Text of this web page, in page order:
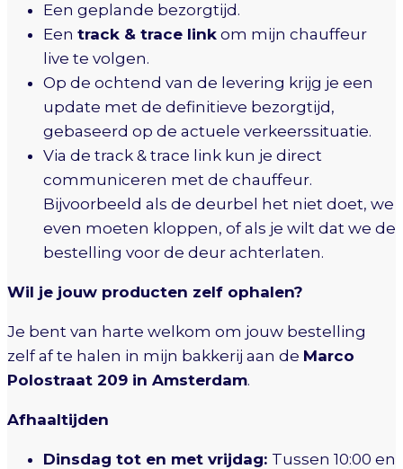
Een geplande bezorgtijd.
Een track & trace link om mijn chauffeur
live te volgen.
Op de ochtend van de levering krijg je een
update met de definitieve bezorgtijd,
gebaseerd op de actuele verkeerssituatie.
Via de track & trace link kun je direct
communiceren met de chauffeur.
Bijvoorbeeld als de deurbel het niet doet, we
even moeten kloppen, of als je wilt dat we de
bestelling voor de deur achterlaten.
Wil je jouw producten zelf ophalen?
Je bent van harte welkom om jouw bestelling
zelf af te halen in mijn bakkerij aan de Marco
Polostraat 209 in Amsterdam.
Afhaaltijden
Dinsdag tot en met vrijdag: Tussen 10:00 en